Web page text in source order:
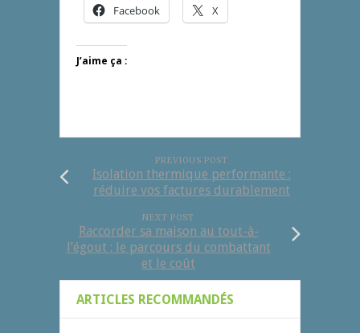
Facebook X
J’aime ça :
PREVIOUS POST
Isolation thermique performante :
réduire vos factures durablement
NEXT POST
Raccorder sa maison au tout-à-
l’égout : le parcours du combattant
et le coût
ARTICLES RECOMMANDÉS